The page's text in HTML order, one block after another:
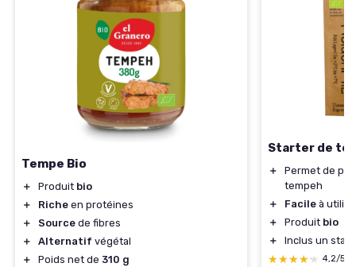
Tempe Bio
＋ Produit bio
＋
Riche en protéines
＋
Source de fibres
＋
Alternatif végétal
＋
Poids net de 310 g
Starter de
＋
Permet de
tempeh
＋
Facile à
＋
Produit bio
＋
Inclus un
★★★★★
★★★★★ 4,2/5